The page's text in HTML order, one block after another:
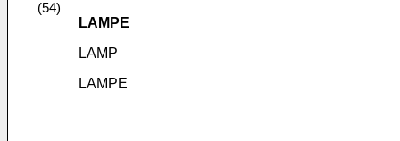
(54)
LAMPE
LAMP
LAMPE